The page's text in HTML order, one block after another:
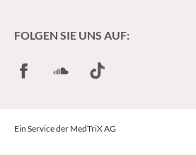
FOLGEN SIE UNS AUF:
FacebookSoundCloud
TikTok
Ein Service der MedTriX AG